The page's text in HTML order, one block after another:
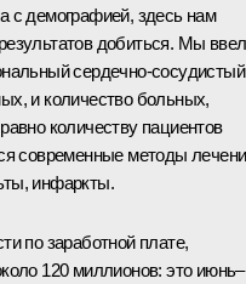
с демографией, здесь нам
добиться. Мы
сердечно-сосудистый
и количество больных,
количеству пациентов
современные методы
инфаркты.
по заработной плате,
120 миллионов: это июнь–